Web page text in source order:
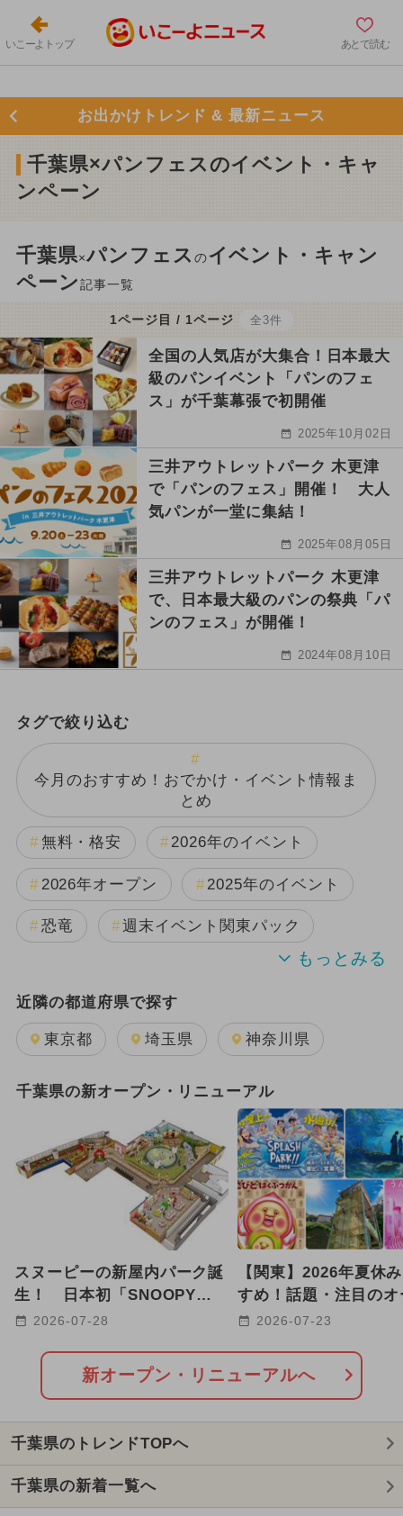
いこーよトップ あとで読む
お出かけトレンド & 最新ニュース
千葉県×パンフェスのイベント・キャ
ンペーン
千葉県×パンフェス のイベント・キャン
ペーン記事一覧
1ページ目 / 1ページ 全3件
全国の人気店が大集合！日本最大
級のパンイベント「パンのフェ
ス」が千葉幕張で初開催
2025年10月02日
三井アウトレットパーク 木更津
で「パンのフェス」開催！ 大人
気パンが一堂に集結！
2025年08月05日
三井アウトレットパーク 木更津
で、日本最大級のパンの祭典「パ
ンのフェス」が開催！
2024年08月10日
タグで絞り込む
今月のおすすめ！おでかけ・イベント情報ま
とめ
無料・格安 2026年のイベント
2026年オープン 2025年のイベント
恐竜 週末イベント関東パック
2024年のイベント
日帰り 雨の日OK キャラクター
2026年8月のイベント
2025年12月のイベント
GW(ゴールデンウィーク)
2024年7月のイベント
2026年1月のイベント
2025年3月のイベント
2025年10月のイベント
2026年2月のイベント
2025年8月のイベント
近隣の都道府県で探す
東京都 埼玉県 神奈川県
千葉県の新オープン・リニューアル
スヌーピーの新屋内パーク誕
生！ 日本初「SNOOPY
Playful PARK」が津田沼に
2026-07-28
【関東】2026年夏休
すめ！話題・注目のオ
リニューアルスポット
2026-07-23
新オープン・リニューアルへ
千葉県のトレンドTOPへ
千葉県の新着一覧へ